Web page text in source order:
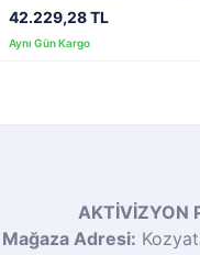
42.229,28 TL
AKTİVİZYON
Mağaza Adresi: